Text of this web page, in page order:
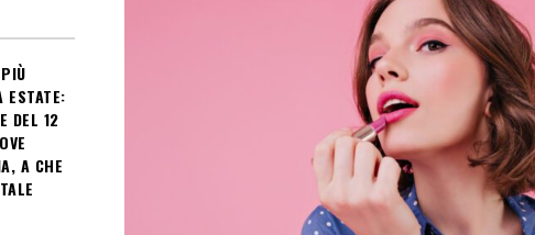
ESTATE:
DEL 12
A CHE